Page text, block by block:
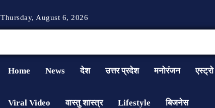
Thursday, August 6, 2026
Home News देश उत्तर प्रदेश मनोरंजन एस्ट्रो
Viral Video वास्तु शास्त्र Lifestyle बिजनेस